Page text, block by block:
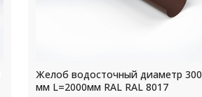
Желоб водосточный диаметр 300
мм L=2000мм RAL RAL 8017